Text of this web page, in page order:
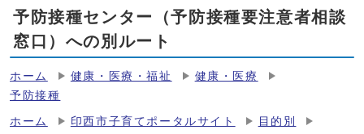
予防接種センター（予防接種要注意者相談
窓口）への別ルート
ホーム 健康・医療・福祉
健康・医療
予防接種
ホーム 印西市子育てポータルサイト
目的別